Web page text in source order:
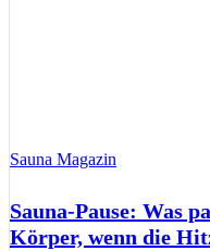
Sauna Magazin
Sauna-Pause: Was
Körper, wenn die